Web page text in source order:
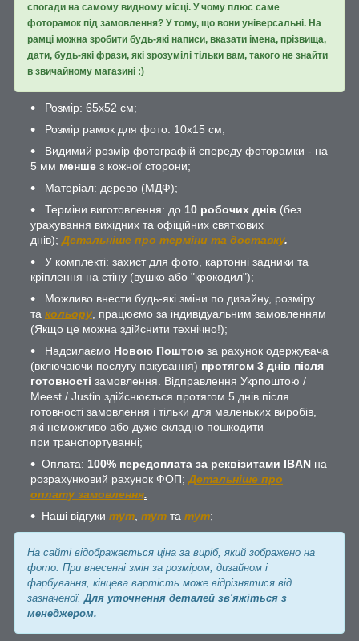
спогади на самому видному місці. У чому плюс саме
фоторамок під замовлення? У тому, що вони універсальні. На
рамці можна зробити будь-які написи, вказати імена, прізвища,
дати, будь-які фрази, які зрозумілі тільки вам, такого не знайти
в звичайному магазині :)
Розмір: 65х52 см;
Розмір рамок для фото: 10х15 см;
Видимий розмір фотографій спереду фоторамки - на
5 мм менше з кожної сторони;
Матеріал: дерево (МДФ);
Терміни виготовлення: до 10 робочих днів (без
урахування вихідних та офіційних святкових
днів); Детальніше про терміни та доставку.
У комплекті: захист для фото, картонні задники та
кріплення на стіну (вушко або "крокодил");
Можливо внести будь-які зміни по дизайну, розміру
та кольору , працюємо за індивідуальним замовленням
(Якщо це можна здійснити технічно!);
Надсилаємо Новою Поштою за рахунок одержувача
(включаючи послугу пакування) протягом 3 днів після
готовності замовлення. Відправлення Укрпоштою /
Meest / Justin здійснюється протягом 5 днів після
готовності замовлення і тільки для маленьких виробів,
які неможливо або дуже складно пошкодити
при транспортуванні;
Оплата: 100% передоплата за реквізитами IBAN на
розрахунковий рахунок ФОП; Детальніше про
оплату замовлення.
Наші відгуки тут тут та тут;
На сайті відображається ціна за виріб, який зображено на
фото. При внесенні змін за розміром, дизайном і
фарбування, кінцева вартість може відрізнятися від
зазначеної. Для уточнення деталей зв'яжіться з
менеджером.